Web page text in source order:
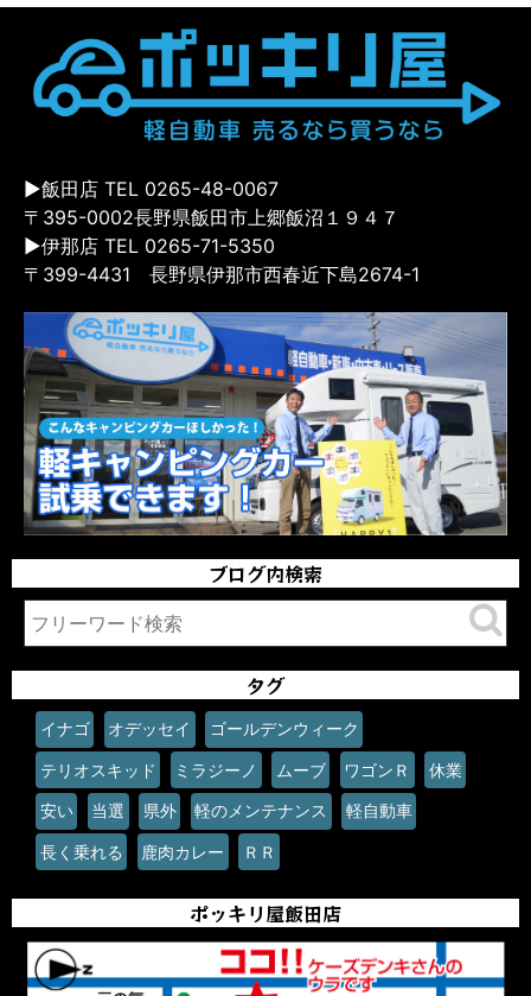
▶飯田店 TEL 0265-48-0067
〒395-0002長野県飯田市上郷飯沼１９４７
▶伊那店 TEL 0265-71-5350
〒399-4431 長野県伊那市西春近下島2674-1
ブログ内検索
タグ
イナゴ オデッセイ ゴールデンウィーク
テリオスキッド ミラジーノ ムーブ ワゴンＲ 休業
安い 当選 県外 軽のメンテナンス 軽自動車
長く乗れる 鹿肉カレー ＲＲ
ポッキリ屋飯田店